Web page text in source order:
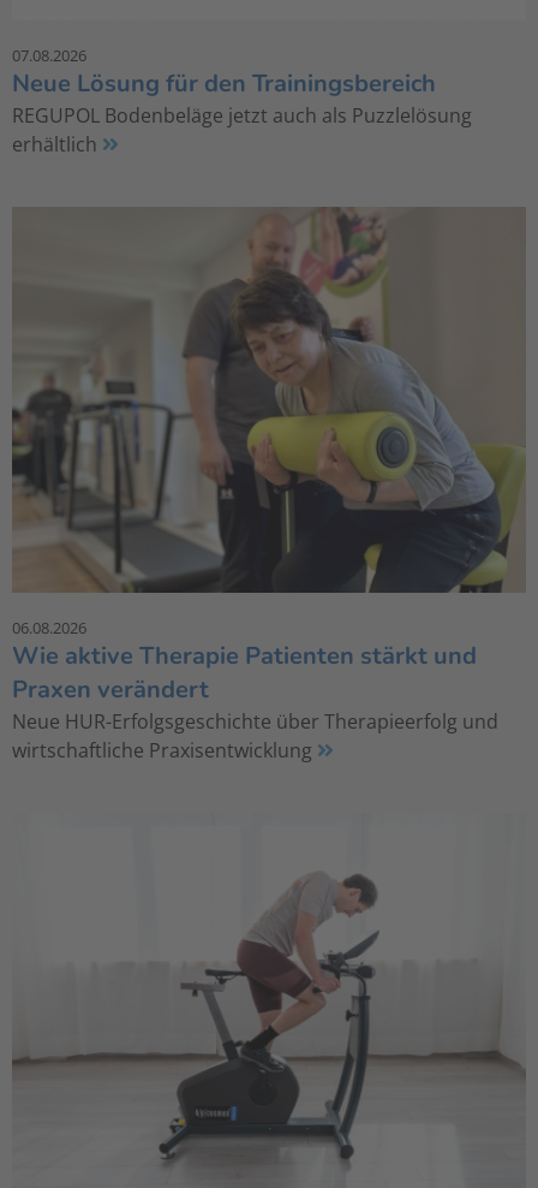
07.08.2026
Neue Lösung für den Trainingsbereich
REGUPOL Bodenbeläge jetzt auch als Puzzlelösung
erhältlich
06.08.2026
Wie aktive Therapie Patienten stärkt und
Praxen verändert
Neue HUR-Erfolgsgeschichte über Therapieerfolg und
wirtschaftliche Praxisentwicklung